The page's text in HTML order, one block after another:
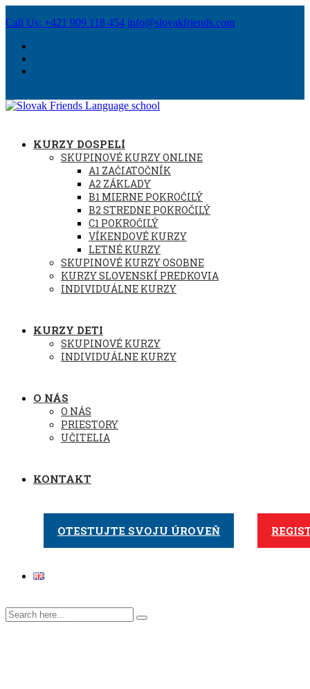
Call Us: +421 909 118 454 info@slovakfriends.com
KURZY DOSPELÍ
SKUPINOVÉ KURZY ONLINE
A1 ZAČIATOČNÍK
A2 ZÁKLADY
B1 MIERNE POKROČILÝ
B2 STREDNE POKROČILÝ
C1 POKROČILÝ
VÍKENDOVÉ KURZY
LETNÉ KURZY
SKUPINOVÉ KURZY OSOBNE
KURZY SLOVENSKÍ PREDKOVIA
INDIVIDUÁLNE KURZY
KURZY DETI
SKUPINOVÉ KURZY
INDIVIDUÁLNE KURZY
O NÁS
O NÁS
PRIESTORY
UČITELIA
KONTAKT
OTESTUJTE SVOJU ÚROVEŇ